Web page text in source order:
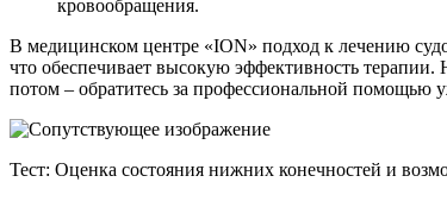
кровообращения.
В медицинском центре «ION» подход к лечению
что обеспечивает высокую эффективность
потом – обратитесь за профессиональной помощью
Тест: Оценка состояния нижних конечностей и